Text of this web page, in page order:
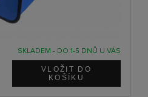
SKLADEM - DO 1-5 DNŮ U VÁS